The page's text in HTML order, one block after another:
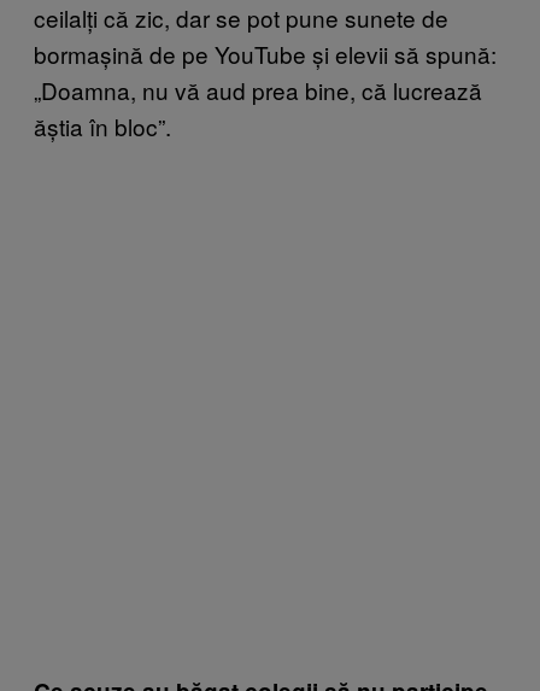
ceilalți că zic, dar se pot pune sunete de
bormașină de pe YouTube și elevii să spună:
„Doamna, nu vă aud prea bine, că lucrează
ăștia în bloc”.